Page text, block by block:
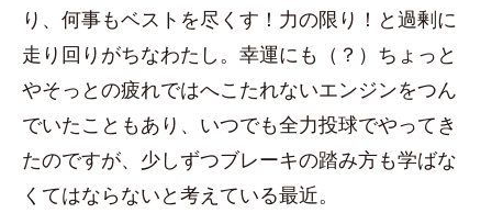
り、何事もベストを尽くす！力の限り！と過剰に
走り回りがちなわたし。幸運にも（？）ちょっと
やそっとの疲れではへこたれないエンジンをつん
でいたこともあり、いつでも全力投球でやってき
たのですが、少しずつブレーキの踏み方も学ばな
くてはならないと考えている最近。